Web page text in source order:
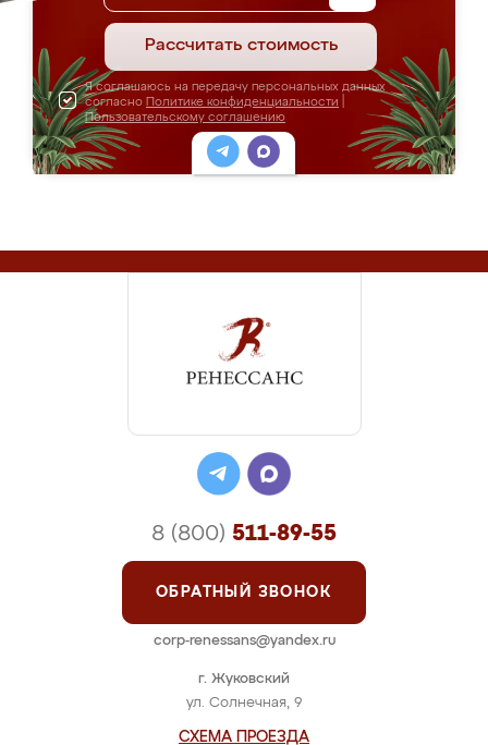
Рассчитать стоимость
Я соглашаюсь на передачу персональных данных
согласно Политике конфиденциальности
Пользовательскому соглашению
г. Жуковский
ул. Солнечная, 9
СХЕМА ПРОЕЗДА
8 (800) 511-89-55
ОБРАТНЫЙ ЗВОНОК
corp-renessans@yandex.ru